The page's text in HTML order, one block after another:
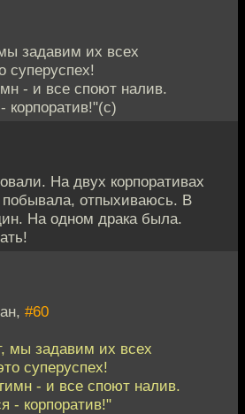
задавим их всех
суперуспех!
- и все споют налив.
корпоратив!"(с)
На двух корпоративах
отпыхиваюсь. В
На одном драка была.
#60
мы задавим их всех
суперуспех!
- и все споют налив.
- корпоратив!"